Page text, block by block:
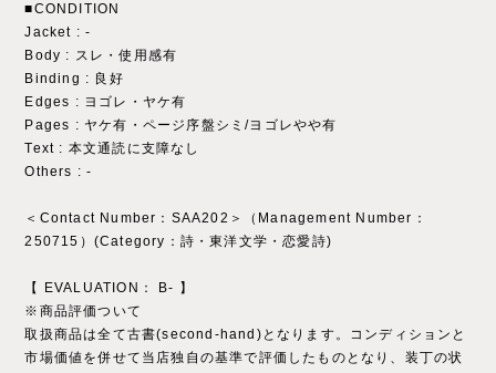
■CONDITION
Jacket : ‐
Body : スレ・使用感有
Binding : 良好
Edges : ヨゴレ・ヤケ有
Pages : ヤケ有・ページ序盤シミ/ヨゴレやや有
Text : 本文通読に支障なし
Others : -
＜Contact Number：SAA202＞（Management Number：
250715）(Category：詩・東洋文学・恋愛詩)
【 EVALUATION： B‐ 】
※商品評価ついて
取扱商品は全て古書(second-hand)となります。コンディションと
市場価値を併せて当店独自の基準で評価したものとなり、装丁の状